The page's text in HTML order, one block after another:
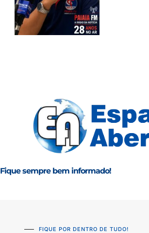
Fique sempre bem informado!
FIQUE POR DENTRO DE TUDO!